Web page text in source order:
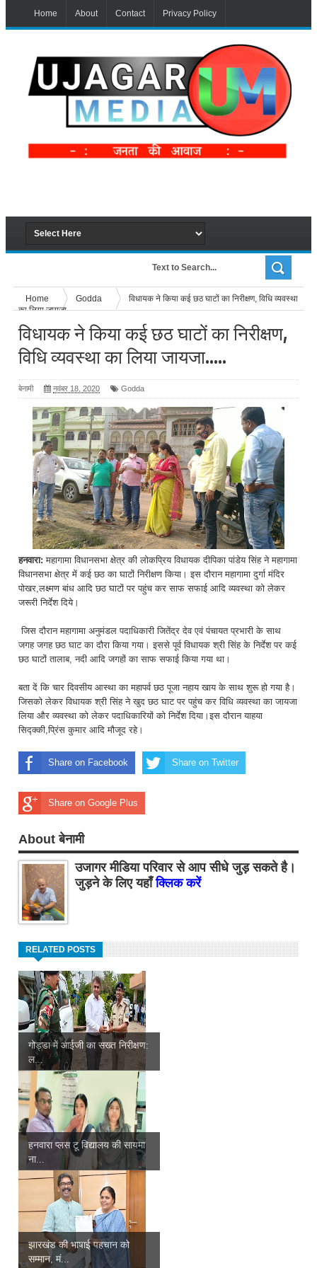
Home About Contact Privacy Policy
Home Godda
विधायक ने किया कई छठ घाटों का निरीक्षण, विधि व्यवस्था
का लिया जायजा.....
विधायक ने किया कई छठ घाटों का निरीक्षण,
विधि व्यवस्था का लिया जायजा.....
बेनामी नवंबर 18, 2020 Godda
हनवारा:महागामा विधानसभा क्षेत्र की लोकप्रिय विधायक दीपिका पांडेय सिंह ने महागामा
विधानसभा क्षेत्र में कई छठ का घाटों निरीक्षण किया। इस दौरान महागामा दुर्गा मंदिर
पोखर,लक्ष्मण बांध आदि छठ घाटों पर पहुंच कर साफ सफाई आदि व्यवस्था को लेकर
जरूरी निर्देश दिये।
जिस दौरान महागामा अनुमंडल पदाधिकारी जितेंद्र देव एवं पंचायत प्रभारी के साथ
जगह जगह छठ घाट का दौरा किया गया। इससे पूर्व विधायक श्री सिंह के निर्देश पर कई
छठ घाटों तालाब, नदी आदि जगहों का साफ सफाई किया गया था।
बता दें कि चार दिवसीय आस्था का महापर्व छठ पूजा नहाय खाय के साथ शुरू हो गया है।
जिसको लेकर विधायक श्री सिंह ने खुद छठ घाट पर पहुंच कर विधि व्यवस्था का जायजा
लिया और व्यवस्था को लेकर पदाधिकारियों को निर्देश दिया।इस दौरान याहया
सिद्क्की,प्रिंस कुमार आदि मौजूद रहे।
Share on Facebook Share on Twitter
Share on Google Plus
About बेनामी
उजागर मीडिया परिवार से आप सीधे जुड़ सकते है।
जुड़ने के लिए यहाँक्लिक करें
RELATED POSTS
गोड्डा में आईजी का सख्त निरीक्षण:
ल...
हनवारा प्लस टू विद्यालय की सायमा
ना...
झारखंड की भाषाई पहचान को
सम्मान, मं...